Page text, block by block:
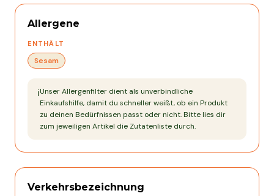
Allergene
ENTHÄLT
Sesam
ℹ️Unser Allergenfilter dient als unverbindliche
Einkaufshilfe, damit du schneller weißt, ob ein Produkt
zu deinen Bedürfnissen passt oder nicht. Bitte lies dir
zum jeweiligen Artikel die Zutatenliste durch.
Verkehrsbezeichnung